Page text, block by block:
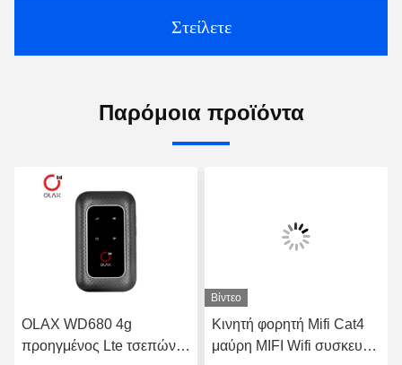
Στείλετε
Παρόμοια προϊόντα
OLAX WD680 4g
προηγμένος Lte τσεπών
Βίντεο
Κινητή φορητή Mifi Cat4
μαύρη MIFI Wifi συσκευή